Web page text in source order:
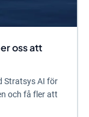
oss att
Stratsys AI för
och få fler att